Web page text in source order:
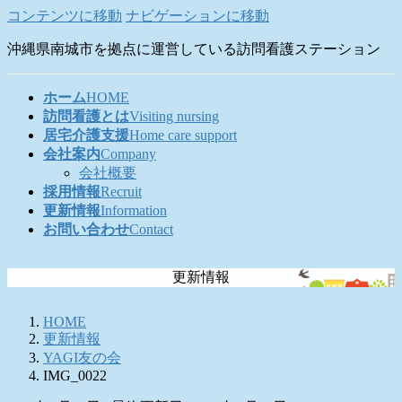
コンテンツに移動 ナビゲーションに移動
沖縄県南城市を拠点に運営している訪問看護ステーション
ホームHOME
訪問看護とはVisiting nursing
居宅介護支援Home care support
会社案内Company
会社概要
採用情報Recruit
更新情報Information
お問い合わせContact
更新情報
HOME
更新情報
YAGI友の会
IMG_0022